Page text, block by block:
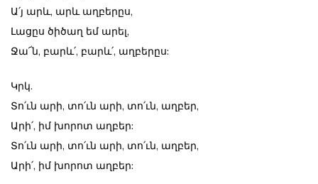
Ա՛յ արև, արև աղբերըս,
Լացըս ծիծաղ եմ արել,
Ջա՜ն, բարև՛, բարև՛, աղբերըս:
Կրկ.
Տո՛ւն արի, տո՛ւն արի, տո՛ւն, աղբեր,
Արի՛, իմ խորոտ աղբեր:
Տո՛ւն արի, տո՛ւն արի, տո՛ւն, աղբեր,
Արի՛, իմ խորոտ աղբեր: